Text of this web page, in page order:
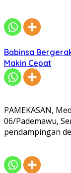
Babinsa
Makin Cepat
PAMEKASAN,
06/Pademawu,
pendampingan